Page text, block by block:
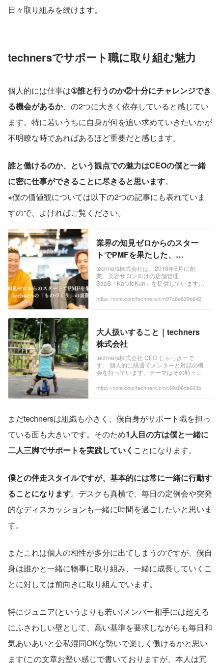
日々取り組みを続けます。
technersでサポート職に取り組む魅力
個人的には仕事は①誰と行うのか②十分にチャレンジでき
る機会があるか、の2つに大きく依存していると感じてい
ます。特に若いうちに自身が何を追い求めていきたいかが
不明瞭な時であればあるほど重要だと感じます。
誰と働けるのか、という観点での魅力はCEOの僕と一緒
に密に仕事ができることに尽きると思います。
※僕の価値観については以下の2つの記事にも表れていま
すので、よければご覧ください。
業界の知見ゼロからのスター
トでPMFを果たした、
technersの「ものづくり」の
裏側｜techners株式会社
techners株式会社は、2018年6月に創
業。美容サロン向けの店舗管理
SaaS「KaruteKun」を提供しています。
ない状態でスタートしたtechnersの第一
な歩みがあったのでしょうか。 ...
https://note.com/techners/n/n97c6e639e642
大人扱いすること｜techners
株式会社
techners株式会社 CEO じゃっきーで
す。 個人的に隔週でメンターと対話の機
会を持っています。テーマはその時々自
れまでの組織開発や人の成長に向き合っ
とについて、時間をかけて学んでいま
す。 ...
https://note.com/techners/n/nc49a06de663b
まだtechnersは組織も小さく、僕自身がサポート職を担っ
ている面も大きいです。そのため1人目の方は僕と一緒に
二人三脚でサポートを実践していく ことになります。
僕との伴走スタイルですが、基本的には常に一緒に行動す
ることになります。デスクも真横で、毎日の定例会や突発
的なディスカッションも一緒に時間を過ごしたいと思いま
す。
またこれは個人の相性が多分に出てしまうのですが、僕自
身は誰かと一緒に物事に取り組み、一緒に成長していくこ
とに対しては前向きに取り組んでいます。
特にジュニア(というよりも若い)メンバー相手には超える
にふさわしい壁として、高い基準を要求しながらも毎日和
気あいあいと公私混同OKな勢いで楽しく働けるかと思い
ます(この文章お堅い感じで書いておりますが、本人は冗